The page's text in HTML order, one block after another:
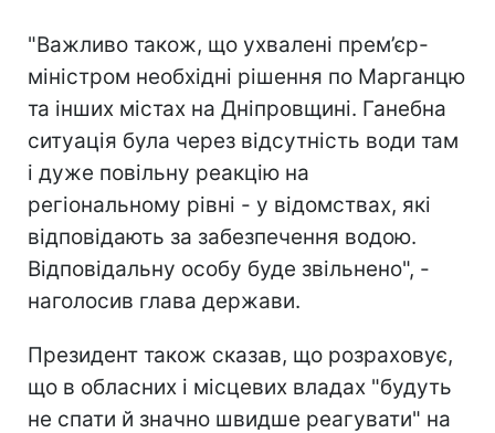
"Важливо також, що ухвалені прем’єр-
міністром необхідні рішення по Марганцю
та інших містах на Дніпровщині. Ганебна
ситуація була через відсутність води там
і дуже повільну реакцію на
регіональному рівні - у відомствах, які
відповідають за забезпечення водою.
Відповідальну особу буде звільнено", -
наголосив глава держави.
Президент також сказав, що розраховує,
що в обласних і місцевих владах "будуть
не спати й значно швидше реагувати" на